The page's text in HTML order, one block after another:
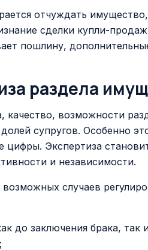
отчуждать
сделки купли-
пошлину,
раздела
возможности
супругов. Особенно
цифры. Экспертиза
и независимости.
случаев
до заключения брака, так